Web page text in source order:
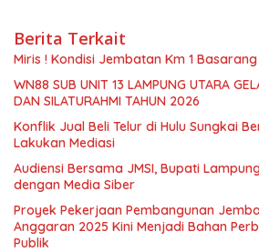
Berita Terkait
Miris ! Kondisi Jembatan Km 1
WN88 SUB UNIT 13 LAMPUNG UTARA
DAN SILATURAHMI TAHUN 2026
Konflik Jual Beli Telur di Hulu Sungkai
Lakukan Mediasi
Audiensi Bersama JMSI, Bupati
dengan Media Siber
Proyek Pekerjaan Pembangunan
Anggaran 2025 Kini Menjadi Bahan
Publik